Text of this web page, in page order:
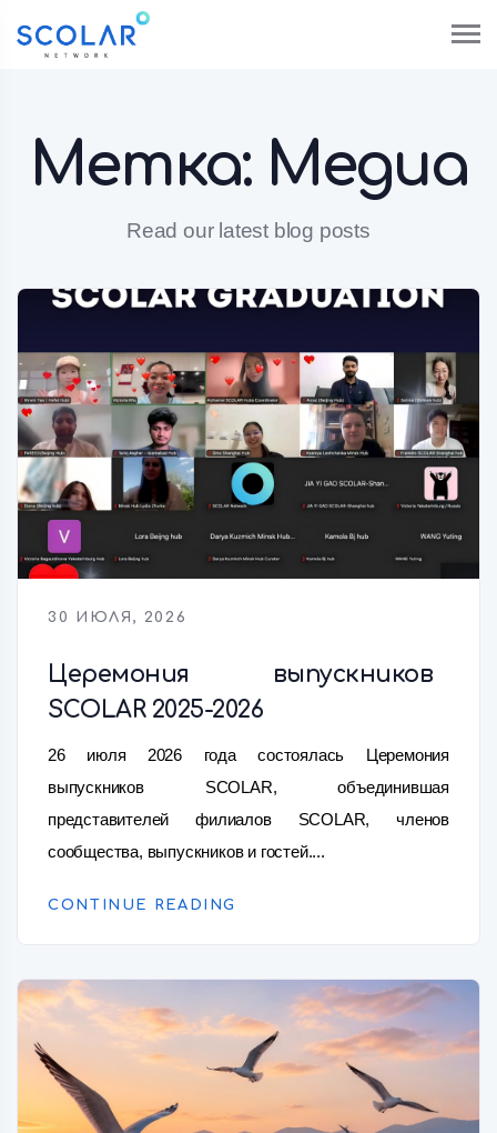
Метка: Медиа
Read our latest blog posts
30 ИЮЛЯ, 2026
Церемония выпускников
SCOLAR 2025-2026
26 июля 2026 года состоялась Церемония
выпускников SCOLAR, объединившая
представителей филиалов SCOLAR, членов
сообщества, выпускников и гостей....
CONTINUE READING